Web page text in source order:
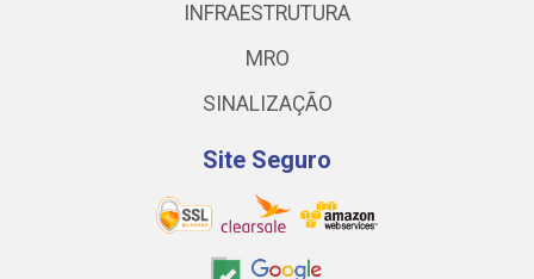
INFRAESTRUTURA
MRO
SINALIZAÇÃO
Site Seguro